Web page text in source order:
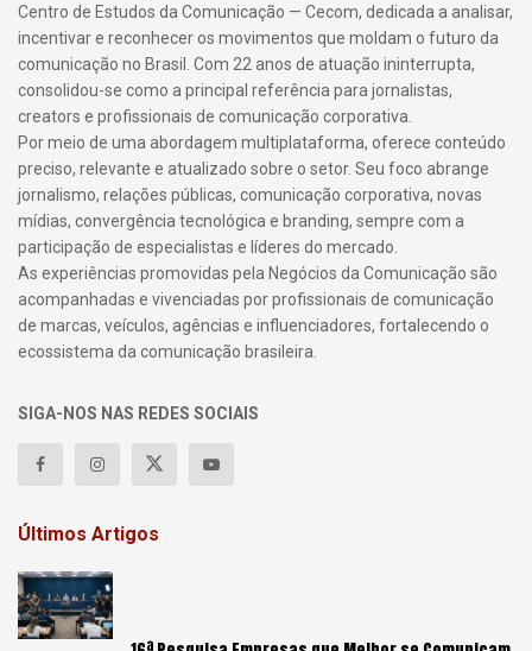
Centro de Estudos da Comunicação — Cecom, dedicada a analisar,
incentivar e reconhecer os movimentos que moldam o futuro da
comunicação no Brasil. Com 22 anos de atuação ininterrupta,
consolidou-se como a principal referência para jornalistas,
creators e profissionais de comunicação corporativa.
Por meio de uma abordagem multiplataforma, oferece conteúdo
preciso, relevante e atualizado sobre o setor. Seu foco abrange
jornalismo, relações públicas, comunicação corporativa, novas
mídias, convergência tecnológica e branding, sempre com a
participação de especialistas e líderes do mercado.
As experiências promovidas pela Negócios da Comunicação são
acompanhadas e vivenciadas por profissionais de comunicação
de marcas, veículos, agências e influenciadores, fortalecendo o
ecossistema da comunicação brasileira.
SIGA-NOS NAS REDES SOCIAIS
Últimos Artigos